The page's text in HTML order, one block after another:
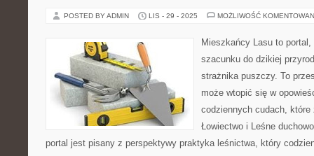
POSTED BY ADMIN LIS - 29 - 2025 MOŻLIWOŚĆ
Mieszkańcy Lasu to portal,
szacunku do dzikiej
strażnika puszczy. To
może wtopić się w
codziennych cudach, które
Łowiectwo i Leśne
portal jest pisany z perspektywy praktyka leśnictwa, który